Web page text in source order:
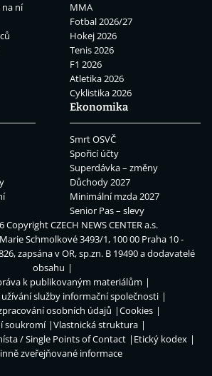
ní
MMA
Fotbal 2026/27
Hokej 2026
Tenis 2026
F1 2026
Atletika 2026
Cyklistika 2026
Ekonomika
Smrt OSVČ
Spořicí účty
Superdávka – změny
Důchody 2027
Minimální mzda 2027
Senior Pas – slevy
CopyrightCZECH NEWS CENTER a.s.
Schmolkové 3493/1, 100 00 Praha 10 -
zapsána v OR, sp.zn. B 19490 a dodavatelé
obsahu
k publikovaným materiálům
služby informační společnosti
osobních údajů
Cookies
soukromí
Vlastnická struktura
/ Single Points of Contact
Etický kodex
zveřejňované informace